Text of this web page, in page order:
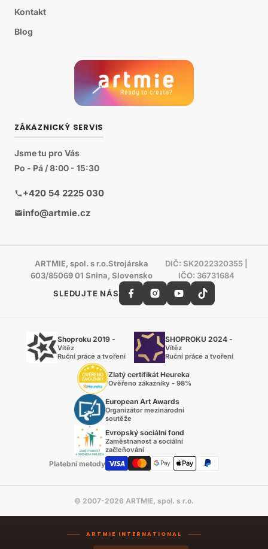
Kontakt
Blog
ZÁKAZNICKÝ SERVIS
Jsme tu pro Vás
Po - Pá / 8:00 - 15:30
+420 54 2225 030
info@artmie.cz
ARTMIE, spol. s r.o.Strojárska
603/85069 01 Snina, Slovensko
DIČ: SK2022320355 |
IČO: 36731684
SLEDUJTE NÁS
Shoproku 2019 -
Vítěz
Ruční práce a tvoření
SHOPROKU 2024 -
Vítěz
Ruční práce a tvoření
Zlatý certifikát Heureka
Ověřeno zákazníky - 98%
European Art Awards
Organizátor mezinárodní
soutěže
Evropský sociální fond
Zaměstnanost a sociální
začleňování
Platební metody
© 2007-2026 ARTMIE, spol. s r.o.
ARTMIE INTERNATIONAL